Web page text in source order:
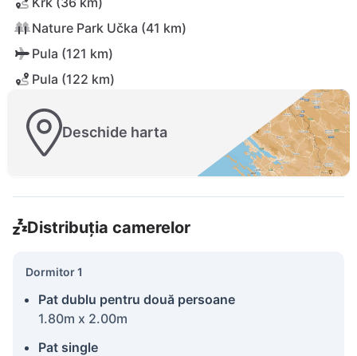
Nature Park Učka (41 km)
Pula (121 km)
Pula (122 km)
Deschide harta
Distribuția camerelor
Dormitor 1
Pat dublu pentru două persoane
1.80m x 2.00m
Pat single